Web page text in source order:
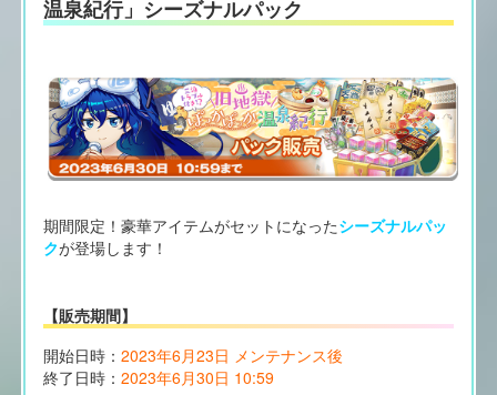
温泉紀行」シーズナルパック
期間限定！豪華アイテムがセットになったシーズナルパッ
クが登場します！
【販売期間】
開始日時： 2023年6月23日 メンテナンス後
終了日時： 2023年6月30日 10:59